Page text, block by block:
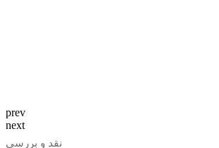
prev
next
نقد و بررسی